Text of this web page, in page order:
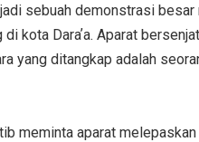
sebuah demonstrasi besar
kota Daraʼa. Aparat
yang ditangkap adalah
meminta aparat